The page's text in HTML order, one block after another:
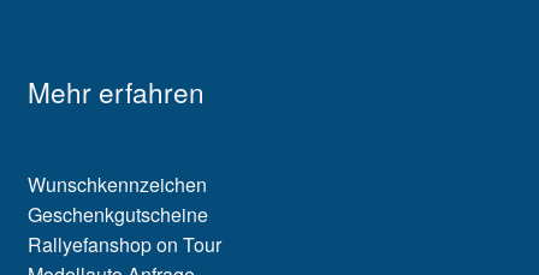
Mehr erfahren
Wunschkennzeichen
Geschenkgutscheine
Rallyefanshop on Tour